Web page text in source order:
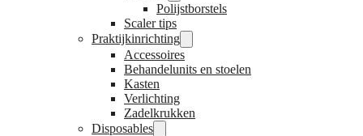
Polijstborstels
Scaler tips
Praktijkinrichting
Accessoires
Behandelunits en stoelen
Kasten
Verlichting
Zadelkrukken
Disposables